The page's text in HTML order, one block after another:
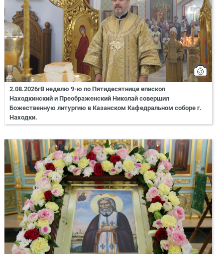
2.08.2026гВ неделю 9-ю по Пятидесятнице епископ
Находкинский и Преображенский Николай совершил
Божественную литургию в Казанском Кафедральном соборе г.
Находки.